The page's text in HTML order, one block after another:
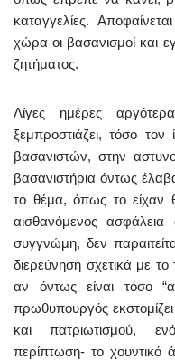
καταγγελίες.
χώρα οι βασανισμοί και
ζητήματος.
Λίγες ημέρες
ξεμπροστιάζει, τόσο
βασανιστών, στην
βασανιστήρια όντως
το θέμα, όπως το είχαν
αισθανόμενος
συγγνώμη, δεν
διερεύνηση σχετικά με
αν όντως είναι τόσο
πρωθυπουργός
και πατριωτισμού,
περίπτωση- το χουντικό